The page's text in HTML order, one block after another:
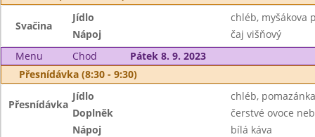
Svačina
Jídlo
chléb, myšákova
Nápoj
čaj višňový
Menu
Chod
Pátek 8. 9. 2023
Přesnídávka (8:30 - 9:30)
Přesnídávka
Jídlo
chléb,
Doplněk
čerstvé ovoce
Nápoj
bílá káva